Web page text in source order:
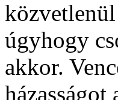
úgyhogy
akkor.